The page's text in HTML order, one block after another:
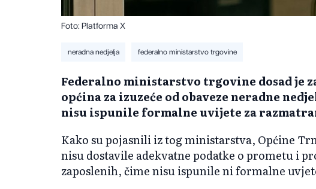
Foto: Platforma X
neradna nedjelja federalno ministarstvo trgovine
Federalno ministarstvo trgovine dosad je
općina za izuzeće od obaveze neradne
nisu ispunile formalne uvijete za
Kako su pojasnili iz tog ministarstva, Općine
nisu dostavile adekvatne podatke o prometu i
zaposlenih, čime nisu ispunile ni formalne